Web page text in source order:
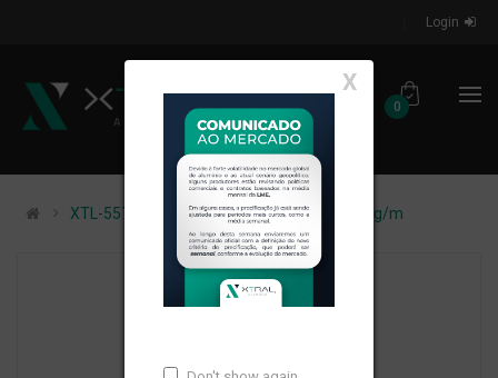
Login
0
X
XTL-557 - (ALK-004) - PESO LINEAR: 0,388kg/m